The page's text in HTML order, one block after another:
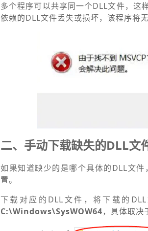
多个程序可以共享同一个DLL文件，这
依赖的DLL文件丢失或损坏，该程序将无
二、手动下载缺失的DLL文
如果知道缺少的是哪个具体的DLL文
置。
下载对应的DLL文件，将下载的
C:\Windows\SysWOW64，具体取决